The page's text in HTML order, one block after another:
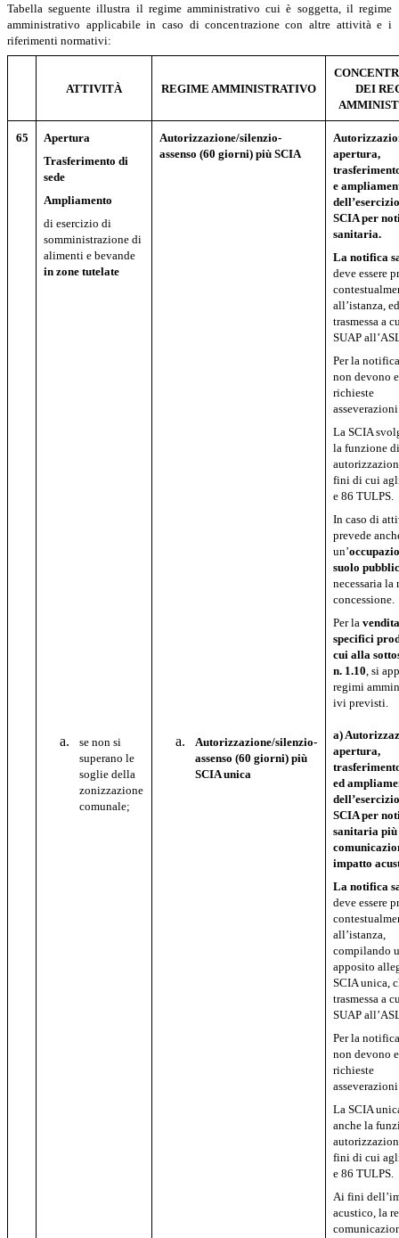
Tabella seguente illustra il regime amministrativo cui è soggetta, il regime
amministrativo applicabile in caso di concentrazione con altre attività e i
riferimenti normativi:
ATTIVITÀ REGIME AMMINISTRATIVO
DEI
65
Apertura
Trasferimento di
sede
Ampliamento
di esercizio di
somministrazione di
alimenti e bevande
in zone tutelate
Autorizzazione/silenzio-
assenso (60 giorni) più SCIA
apertura,
e
SCIA per
sanitaria.
La notifica
deve essere
all’istanza,
trasmessa a
SUAP
Per la
non devono
richieste
La SCIA
la funzione
fini di cui
e 86 TULPS.
In caso di
prevede
un’
suolo
necessaria la
concessione.
Per la
specifici
cui alla
n. 1.10 , si
regimi
ivi previsti.
se non si
superano le
soglie della
zonizzazione
comunale;
Autorizzazione/silenzio-
assenso (60 giorni) più
SCIA unica
a)
apertura,
ed
SCIA per
sanitaria più
impatto
La notifica
deve essere
all’istanza,
compilando
apposito
SCIA unica,
trasmessa a
SUAP
Per la
non devono
richieste
La SCIA
anche la
fini di cui
e 86 TULPS.
Ai fini
acustico, la